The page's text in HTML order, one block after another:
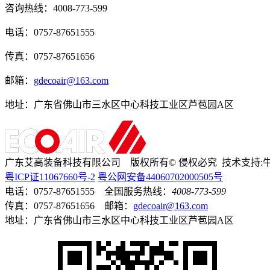
咨询热线： 4008-773-599
电话：0757-87651555
传真：0757-87651656
邮箱： gdecoair@163.com
地址：广东省佛山市三水区中心科技工业区芦苞园A区
广东艾高装备科技有限公司 版权所有© 侵权必究 技术支持:
粤ICP证11067660号-2 粤公网安备44060702000505号
电话：0757-87651555 全国服务热线： 4008-773-599
传真：0757-87651656 邮箱： gdecoair@163.com
地址：广东省佛山市三水区中心科技工业区芦苞园A区